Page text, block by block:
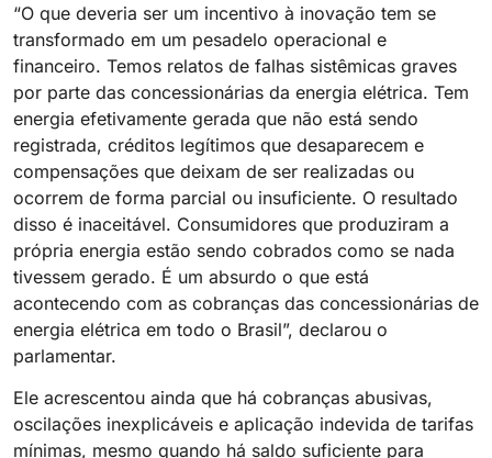
“O que deveria ser um incentivo à inovação tem se
transformado em um pesadelo operacional e
financeiro. Temos relatos de falhas sistêmicas graves
por parte das concessionárias da energia elétrica. Tem
energia efetivamente gerada que não está sendo
registrada, créditos legítimos que desaparecem e
compensações que deixam de ser realizadas ou
ocorrem de forma parcial ou insuficiente. O resultado
disso é inaceitável. Consumidores que produziram a
própria energia estão sendo cobrados como se nada
tivessem gerado. É um absurdo o que está
acontecendo com as cobranças das concessionárias de
energia elétrica em todo o Brasil”, declarou o
parlamentar.
Ele acrescentou ainda que há cobranças abusivas,
oscilações inexplicáveis e aplicação indevida de tarifas
mínimas, mesmo quando há saldo suficiente para